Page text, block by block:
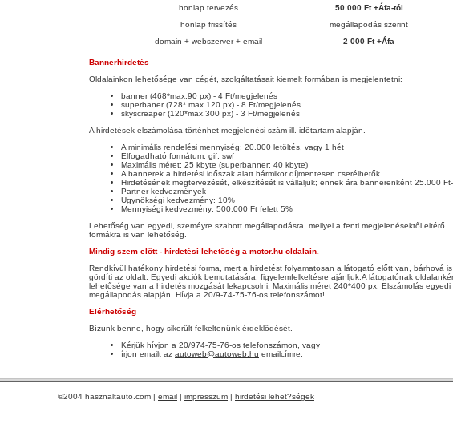
honlap tervezés
50.000 Ft +Áfa-tól
honlap frissítés
megállapodás szerint
domain + webszerver + email
2 000 Ft +Áfa
Bannerhirdetés
Oldalainkon lehetősége van cégét, szolgáltatásait kiemelt formában is megjelentetni:
banner (468*max.90 px) - 4 Ft/megjelenés
superbaner (728* max.120 px) - 8 Ft/megjelenés
skyscreaper (120*max.300 px) - 3 Ft/megjelenés
A hirdetések elszámolása történhet megjelenési szám ill. időtartam alapján.
A minimális rendelési mennyiség: 20.000 letöltés, vagy 1 hét
Elfogadható formátum: gif, swf
Maximális méret: 25 kbyte (superbanner: 40 kbyte)
A bannerek a hirdetési időszak alatt bármikor díjmentesen cserélhetők
Hirdetésének megtervezését, elkészítését is vállaljuk; ennek ára bannerenként 25.000 Ft-
Partner kedvezmények
Ügynökségi kedvezmény: 10%
Mennyiségi kedvezmény: 500.000 Ft felett 5%
Lehetőség van egyedi, szeméyre szabott megállapodásra, mellyel a fenti megjelenésektől eltérő
formákra is van lehetőség.
Mindíg szem előtt - hirdetési lehetőség a motor.hu oldalain.
Rendkívül hatékony hirdetési forma, mert a hirdetést folyamatosan a látogató előtt van, bárhová is
gördíti az oldalt. Egyedi akciók bemutatására, figyelemfelkeltésre ajánljuk.A látogatónak
lehetősége van a hirdetés mozgását lekapcsolni. Maximális méret 240*400 px. Elszámolás egyedi
megállapodás alapján. Hívja a 20/9-74-75-76-os telefonszámot!
Elérhetőség
Bízunk benne, hogy sikerült felkeltenünk érdeklődését.
Kérjük hívjon a 20/974-75-76-os telefonszámon, vagy
írjon emailt az autoweb@autoweb.hu emailcímre.
©2004 hasznaltauto.com | email | impresszum | hirdetési lehet?ségek